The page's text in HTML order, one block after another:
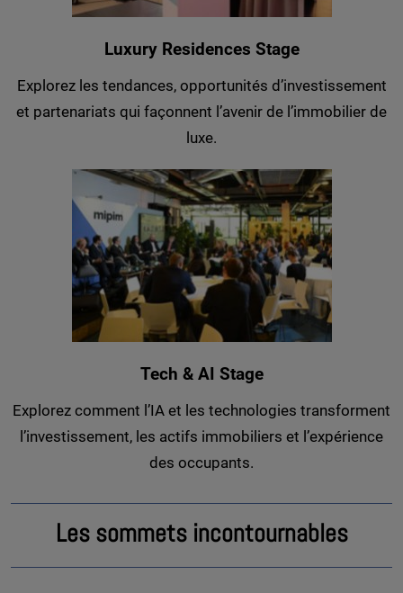
Luxury Residences Stage
Explorez les tendances, opportunités d’investissement
et partenariats qui façonnent l’avenir de l’immobilier de
luxe.
Tech & AI Stage
Explorez comment l’IA et les technologies transforment
l’investissement, les actifs immobiliers et l’expérience
des occupants.
Les sommets incontournables